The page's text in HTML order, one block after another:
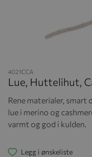
4021CCA
Lue, Huttelihut,
Rene materialer, smart
lue i merino og
varmt og god i kulden.
Legg i ønskeliste